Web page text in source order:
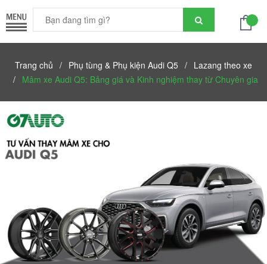
Trang chủ / Phụ tùng & Phụ kiện Audi Q5 / Lazang theo xe
/ Mâm xe Audi Q5: Bảng giá và Kinh nghiệm thay từ Chuyên gia